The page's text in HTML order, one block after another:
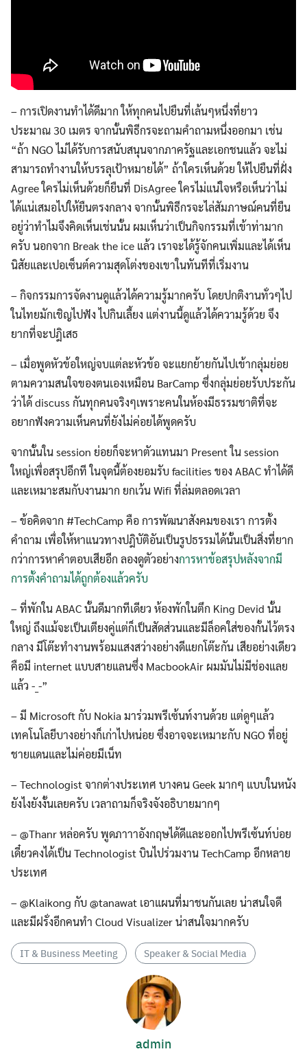
– การเปิดงานทำได้ดีมาก ให้ทุกคนไปยืนที่เล้นๆหนึ่งที่ยาว
ประมาณ 30 เมตร จากนั้นพิธีกรจะถามคำถามหนึ่งออกมา เช่น
“ถ้า NGO ไม่ได้รับการสนับสนุนจากภาครัฐและเอกชนแล้ว จะไม่
สามารถทำงานให้บรรลุเป้าหมายได้” ถ้าใครเห็นด้วย ให้ไปยืนที่ฝั่ง
Agree ใครไม่เห็นด้วยก็ยืนที่ DisAgree ใครไม่แน่ใจหรือเห็นว่าไม่
ได้แน่เสมอไปให้ยืนตรงกลาง จากนั้นพิธีกรจะไล่สัมภาษณ์คนที่ยืน
อยู่ว่าทำไมจึงคิดเห็นเช่นนั้น ผมเห็นว่าเป็นกิจกรรมที่เข้าท่ามาก
ครับ นอกจาก Break the ice แล้ว เราจะได้รู้จักคนเพิ่มและได้เห็น
นิสัยและเปอเซ็นต์ความสุดโต่งของเขาในทันทีที่เริ่มงาน
– กิจกรรมการจัดงานดูแล้วได้ความรู้มากครับ โดยปกติงานทั่วๆไป
ในไทยมักเชิญไปฟัง ไปกินเลี้ยง แต่งานนี้ดูแล้วได้ความรู้ด้วย จึง
ยากที่จะปฎิเสธ
– เมื่อพูดหัวข้อใหญ่จบแต่ละหัวข้อ จะแยกย้ายกันไปเข้ากลุ่มย่อย
ตามความสนใจของตนเองเหมือน BarCamp ซึ่งกลุ่มย่อยรับประกัน
ว่าได้ discuss กันทุกคนจริงๆเพราะคนในห้องมีธรรมชาติที่จะ
อยากฟังความเห็นคนที่ยังไม่ค่อยได้พูดครับ
จากนั้นใน session ย่อยก็จะหาตัวแทนมา Present ใน session
ใหญ่เพื่อสรุปอีกที ในจุดนี้ต้องยอมรับ facilities ของ ABAC ทำได้ดี
และเหมาะสมกับงานมาก ยกเว้น Wifi ที่ล่มตลอดเวลา
– ข้อคิดจาก #TechCamp คือ การพัฒนาสังคมของเรา การตั้ง
คำถาม เพื่อให้หาแนวทางปฎิบัติอันเป็นรูปธรรมได้นั้นเป็นสิ่งที่ยาก
กว่าการหาคำตอบเสียอีก ลองดูตัวอย่างการหาข้อสรุปหลังจากมี
การตั้งคำถามได้ถูกต้องแล้วครับ
– ที่พักใน ABAC นั้นดีมากทีเดียว ห้องพักในตึก King Devid นั้น
ใหญ่ ถึงแม้จะเป็นเตียงคู่แต่ก็เป็นสัดส่วนและมีล็อคใส่ของกั้นไว้ตรง
กลาง มีโต๊ะทำงานพร้อมแสงสว่างอย่างดีแยกโต๊ะกัน เสียอย่างเดียว
คือมี internet แบบสายแลนซึ่ง MacbookAir ผมมันไม่มีช่องแลย
แล้ว -_-”
– มี Microsoft กับ Nokia มาร่วมพรีเซ้นท์งานด้วย แต่ดูๆแล้ว
เทคโนโลยีบางอย่างก็เก่าไปหน่อย ซึ่งอาจจะเหมาะกับ NGO ที่อยู่
ชายแดนและไม่ค่อยมีเน็ท
– Technologist จากต่างประเทศ บางคน Geek มากๆ แบบในหนัง
ยังไงยังงั้นเลยครับ เวลาถามก็จริงจังอธิบายมากๆ
– @Thanr หล่อครับ พูดภาาาอังกฤษได้ดีและออกไปพรีเซ้นท์บ่อย
เดี๋ยวคงได้เป็น Technologist บินไปร่วมงาน TechCamp อีกหลาย
ประเทศ
– @Klaikong กับ @tanawat เอาแผนที่มาชนกันเลย น่าสนใจดี
และมีฝรั่งอีกคนทำ Cloud Visualizer น่าสนใจมากครับ
IT & Business Meeting Speaker & Social Media
admin